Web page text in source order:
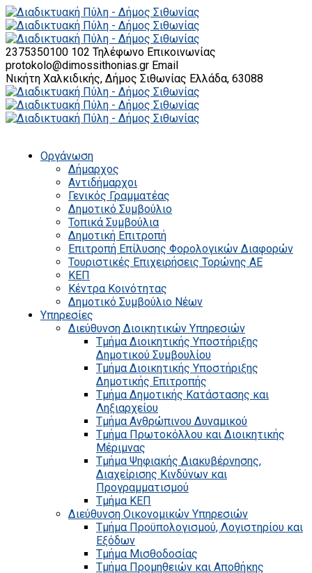
2375350100 102 Τηλέφωνο Επικοινωνίας
protokolo@dimossithonias.gr Email
Νικήτη Χαλκιδικής, Δήμος Σιθωνίας Ελλάδα, 63088
Οργάνωση
Δήμαρχος
Αντιδήμαρχοι
Γενικός Γραμματέας
Δημοτικό Συμβούλιο
Τοπικά Συμβούλια
Δημοτική Επιτροπή
Επιτροπή Επίλυσης Φορολογικών Διαφορών
Τουριστικές Επιχειρήσεις Τορώνης ΑΕ
ΚΕΠ
Κέντρα Κοινότητας
Δημοτικό Συμβούλιο Νέων
Υπηρεσίες
Διεύθυνση Διοικητικών Υπηρεσιών
Τμήμα Διοικητικής Υποστήριξης
Δημοτικού Συμβουλίου
Τμήμα Διοικητικής Υποστήριξης
Δημοτικής Επιτροπής
Τμήμα Δημοτικής Κατάστασης και
Ληξιαρχείου
Τμήμα Ανθρώπινου Δυναμικού
Τμήμα Πρωτοκόλλου και Διοικητικής
Μέριμνας
Τμήμα Ψηφιακής Διακυβέρνησης,
Διαχείρισης Κινδύνων και
Προγραμματισμού
Τμήμα ΚΕΠ
Διεύθυνση Οικονομικών Υπηρεσιών
Τμήμα Προϋπολογισμού, Λογιστηρίου και
Εξόδων
Τμήμα Μισθοδοσίας
Τμήμα Προμηθειών και Αποθήκης